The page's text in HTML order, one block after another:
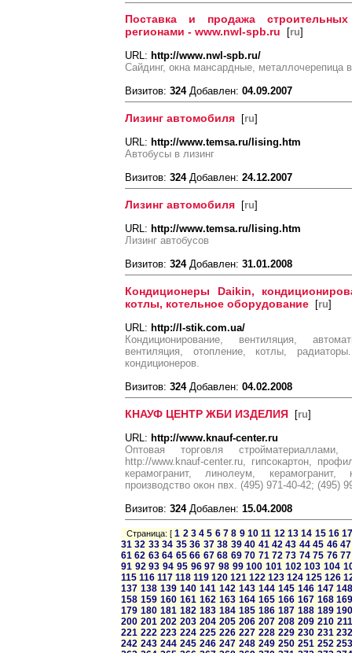
Поставка и продажа
регионами - www.nwl-spb.ru [ru]
URL: http://www.nwl-spb.ru/
Сайдинг, окна мансардные, металлочерепица
Визитов: 324Добавлен: 04.09.2007
Лизинг автомобиля [ru]
URL: http://www.temsa.ru/lising.htm
Автобусы в лизинг
Визитов: 324Добавлен: 24.12.2007
Лизинг автомобиля [ru]
URL: http://www.temsa.ru/lising.htm
Лизинг автобусов
Визитов: 324Добавлен: 31.01.2008
Кондиционеры Daikin,
котлы, котельное оборудование [ru]
URL: http://l-stik.com.ua/
Кондиционирование, вентиляция,
вентиляция, отопление, котлы,
кондиционеров.
Визитов: 324Добавлен: 04.02.2008
КНАУФ ЦЕНТР ЖБИ ИЗДЕЛИЯ [ru]
URL: http://www.knauf-center.ru
Оптовая торговля
http://www.knauf-center.ru, гипсокартон,
керамогранит, линолеум,
производство окон пвх. (495) 971-40-42; (495)
Визитов: 324Добавлен: 15.04.2008
Страница: [1 2 3 4 5 6 7 8 9 10 11 12 13 14 15 16
31 32 33 34 35 36 37 38 39 40 41 42 43 44 45 46 47
61 62 63 64 65 66 67 68 69 70 71 72 73 74 75 76 77
91 92 93 94 95 96 97 98 99 100 101 102 103 104
115 116 117 118 119 120 121 122 123 124 125 126
137 138 139 140 141 142 143 144 145 146 147
158 159 160 161 162 163 164 165 166 167 168
179 180 181 182 183 184 185 186 187 188 189
200 201 202 203 204 205 206 207 208 209 210 211
221 222 223 224 225 226 227 228 229 230 231
242 243 244 245 246 247 248 249 250 251 252